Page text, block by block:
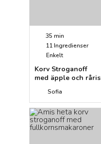
35 min
11Ingredienser
Enkelt
Korv Stroganoff
med äpple och råris
Sofia